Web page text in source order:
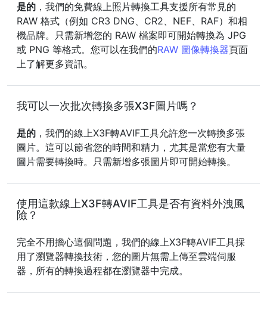
是的 ，我們的免費線上照片轉換工具支援所有常見的
RAW 格式（例如 CR3 DNG、CR2、NEF、RAF）和相
機品牌。只需新增您的 RAW 檔案即可開始轉換為 JPG
或 PNG 等格式。您可以在我們的RAW 圖像轉換器頁面
上了解更多資訊。
我可以一次批次轉換多張X3F圖片嗎？
是的 ，我們的線上X3F轉AVIF工具允許您一次轉換多張
圖片。這可以節省您的時間和精力，尤其是當您有大量
圖片需要轉換時。只需新增多張圖片即可開始轉換。
使用這款線上X3F轉AVIF工具是否有資料外洩風
險？
完全不用擔心這個問題，我們的線上X3F轉AVIF工具採
用了瀏覽器轉換技術，您的圖片無需上傳至雲端伺服
器，所有的轉換過程都在瀏覽器中完成。